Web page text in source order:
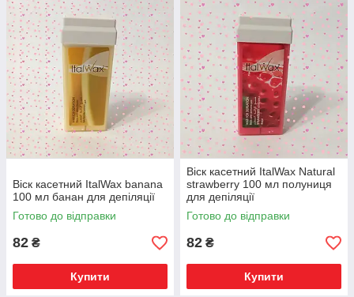
Віск касетний ItalWax banana
100 мл банан для депіляції
Готово до відправки
82 ₴
Купити
Віск касетний ItalWax Natural
strawberry 100 мл полуниця
для депіляції
Готово до відправки
82 ₴
Купити